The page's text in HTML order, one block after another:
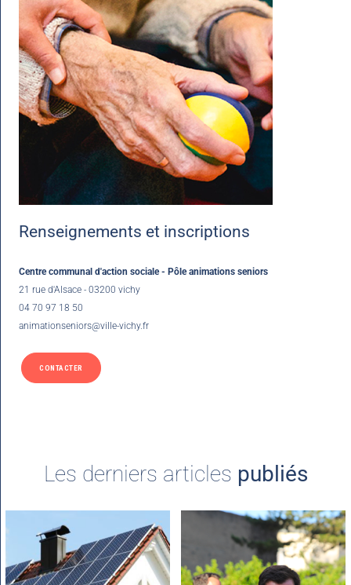
Renseignements et inscriptions
Centre communal d'action sociale - Pôle animations seniors
21 rue d'Alsace - 03200 vichy
04 70 97 18 50
animationseniors@ville-vichy.fr
CONTACTER
Les derniers articles publiés